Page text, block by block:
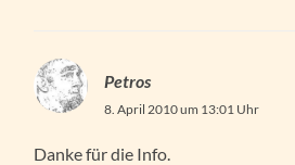
Petros
8. April 2010 um 13:01 Uhr
Danke für die Info.